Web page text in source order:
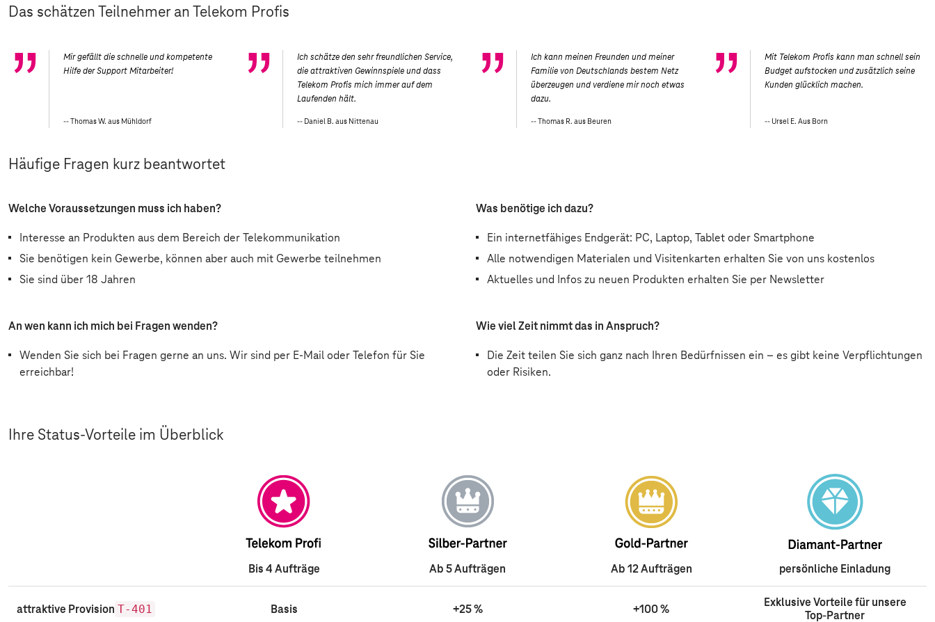
Das schätzen Teilnehmer an Telekom Profis
Mir gefällt die schnelle und kompetente
Hilfe der Support Mitarbeiter!
Thomas W. aus Mühldorf
Ich schätze den sehr freundlichen Service,
die attraktiven Gewinnspiele und dass
Telekom Profis mich immer auf dem
Laufenden hält.
Daniel B. aus Nittenau
Ich kann meinen Freunden und meiner
Familie von Deutschlands bestem Netz
überzeugen und verdiene mir noch etwas
dazu.
Thomas R. aus Beuren
Mit Telekom Profis kann man schnell sein
Budget aufstocken und zusätzlich seine
Kunden glücklich machen.
Ursel E. Aus Born
Häufige Fragen kurz beantwortet
Welche Voraussetzungen muss ich haben?
Interesse an Produkten aus dem Bereich der Telekommunikation
Sie benötigen kein Gewerbe, können aber auch mit Gewerbe teilnehmen
Sie sind über 18 Jahren
Was benötige ich dazu?
Ein internetfähiges Endgerät: PC, Laptop, Tablet oder Smartphone
Alle notwendigen Materialen und Visitenkarten erhalten Sie von uns kostenlos
Aktuelles und Infos zu neuen Produkten erhalten Sie per Newsletter
An wen kann ich mich bei Fragen wenden?
Wenden Sie sich bei Fragen gerne an uns. Wir sind per E-Mail oder Telefon für Sie
erreichbar!
Wie viel Zeit nimmt das in Anspruch?
Die Zeit teilen Sie sich ganz nach Ihren Bedürfnissen ein – es gibt keine Verpflichtungen
oder Risiken.
Ihre Status-Vorteile im Überblick
Bis 4 Aufträge Ab 5 Aufträgen Ab 12 Aufträgen persönliche Einladung
attraktive Provision T-401 Basis +25 % +100 %
Exklusive Vorteile für unsere
Top-Partner